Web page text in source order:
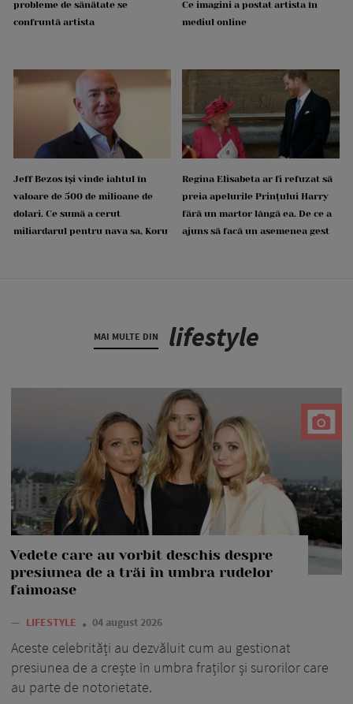
probleme de sănătate se
confruntă artista
Ce imagini a postat artista în
mediul online
Jeff Bezos își vinde iahtul în
valoare de 500 de milioane de
dolari. Ce sumă a cerut
miliardarul pentru nava sa, Koru
Regina Elisabeta ar fi refuzat să
preia apelurile Prințului Harry
fără un martor lângă ea. De ce a
ajuns să facă un asemenea gest
MAI MULTE DIN lifestyle
Vedete care au vorbit deschis despre
presiunea de a trăi în umbra rudelor
faimoase
— LIFESTYLE 04 august 2026
Aceste celebrități au dezvăluit cum au gestionat
presiunea de a crește în umbra fraților și surorilor care
au parte de notorietate.